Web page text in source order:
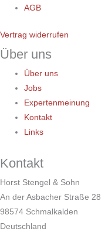
AGB
Vertrag widerrufen
Über uns
Über uns
Jobs
Expertenmeinung
Kontakt
Links
Kontakt
Horst Stengel & Sohn
An der Asbacher Straße 28
98574 Schmalkalden
Deutschland